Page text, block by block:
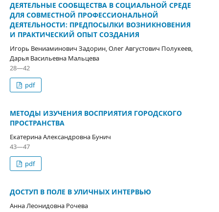
ДЕЯТЕЛЬНЫЕ СООБЩЕСТВА В СОЦИАЛЬНОЙ СРЕДЕ
ДЛЯ СОВМЕСТНОЙ ПРОФЕССИОНАЛЬНОЙ
ДЕЯТЕЛЬНОСТИ: ПРЕДПОСЫЛКИ ВОЗНИКНОВЕНИЯ
И ПРАКТИЧЕСКИЙ ОПЫТ СОЗДАНИЯ
Игорь Вениаминович Задорин, Олег Августович Полукеев,
Дарья Васильевна Мальцева
28—42
pdf
МЕТОДЫ ИЗУЧЕНИЯ ВОСПРИЯТИЯ ГОРОДСКОГО
ПРОСТРАНСТВА
Екатерина Александровна Бунич
43—47
pdf
ДОСТУП В ПОЛЕ В УЛИЧНЫХ ИНТЕРВЬЮ
Анна Леонидовна Рочева